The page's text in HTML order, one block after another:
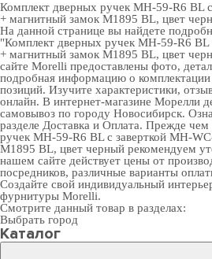
Комплект дверных ручек MH-59-R6 BL
+ магнитный замок M1895 BL, цвет
На данной странице вы найдете
"Комплект дверных ручек MH-59-R6 BL
+ магнитный замок M1895 BL, цвет
сайте Morelli предоставлены фото,
подробная информацию о комплектации
позиций. Изучите характеристики,
онлайн. В интернет-магазине Морелли
самовывоз по городу Новосибирск.
разделе Доставка и Оплата. Прежде чем
ручек MH-59-R6 BL с заверткой MH-
M1895 BL, цвет черный рекомендуем
нашем сайте действует цены от
посредников, различные варианты
Создайте свой индивидуальный
фурнитуры Morelli.
Смотрите данный товар в разделах:
Выбрать город
Каталог